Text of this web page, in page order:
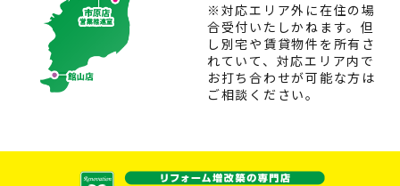
※対応エリア外に在住の場
合受付いたしかねます。但
し別宅や賃貸物件を所有さ
れていて、対応エリア内で
お打ち合わせが可能な方は
ご相談ください。